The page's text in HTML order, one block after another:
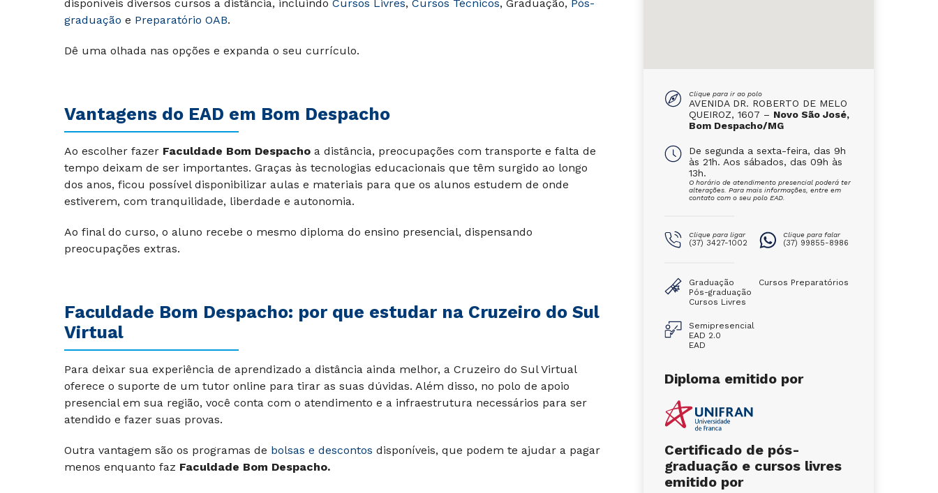
disponíveis diversos cursos a distância, incluindo Cursos Livres, Cursos Técnicos, Graduação, Pós-
graduação e Preparatório OAB.
Dê uma olhada nas opções e expanda o seu currículo.
Vantagens do EAD em Bom Despacho
Ao escolher fazer Faculdade Bom Despacho a distância, preocupações com transporte e falta de
tempo deixam de ser importantes. Graças às tecnologias educacionais que têm surgido ao longo
dos anos, ficou possível disponibilizar aulas e materiais para que os alunos estudem de onde
estiverem, com tranquilidade, liberdade e autonomia.
Ao final do curso, o aluno recebe o mesmo diploma do ensino presencial, dispensando
preocupações extras.
Faculdade Bom Despacho: por que estudar na Cruzeiro do Sul
Virtual
Para deixar sua experiência de aprendizado a distância ainda melhor, a Cruzeiro do Sul Virtual
oferece o suporte de um tutor online para tirar as suas dúvidas. Além disso, no polo de apoio
presencial em sua região, você conta com o atendimento e a infraestrutura necessários para ser
atendido e fazer suas provas.
Outra vantagem são os programas de bolsas e descontos disponíveis, que podem te ajudar a pagar
menos enquanto faz Faculdade Bom Despacho.
Clique para ir ao polo
AVENIDA DR. ROBERTO DE MELO
QUEIROZ, 1607 – Novo São José,
Bom Despacho/MG
De segunda a sexta-feira, das 9h
às 21h. Aos sábados, das 09h às
13h.
O horário de atendimento presencial poderá ter
alterações. Para mais informações, entre em
contato com o seu polo EAD.
Clique para ligar
(37) 3427-1002
Clique para falar
(37) 99855-8986
Graduação
Pós-graduação
Cursos Livres
Cursos Preparatórios
Semipresencial
EAD 2.0
EAD
Diploma emitido por
Certificado de pós-
graduação e cursos livres
emitido por